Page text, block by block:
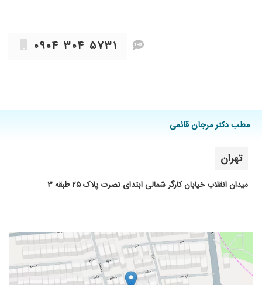
۰۹۰۴ ۳۰۴ ۵۷۳۱
مطب دکتر مرجان قائمی
تهران
میدان انقلاب خیابان کارگر شمالی ابتدای نصرت پلاک ۲۵ طبقه ۳